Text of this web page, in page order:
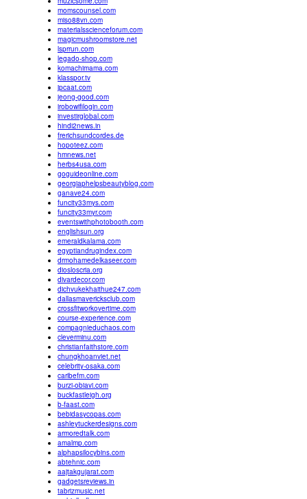
momscounsel.com
miso88vn.com
materialsscienceforum.com
magicmushroomstore.net
lsprrun.com
legado-shop.com
komachimama.com
klasspor.tv
jpcaat.com
jeong-good.com
irobowifilogin.com
investirglobal.com
hindi2news.in
frerichsundcordes.de
hopoteez.com
hmnews.net
herbs4usa.com
goguideonline.com
georgiaphelpsbeautyblog.com
ganave24.com
funcity33mys.com
funcity33myr.com
eventswithphotobooth.com
englishsun.org
emeraldkalama.com
egyptiandrugindex.com
drmohamedelkaseer.com
diosloscria.org
divardecor.com
dichvukekhaithue247.com
dallasmavericksclub.com
crossfitworkovertime.com
course-experience.com
compagnieduchaos.com
cleverminu.com
christianfaithstore.com
chungkhoanviet.net
celebrity-osaka.com
caribefm.com
burzi-obiavi.com
buckfastleigh.org
b-faast.com
bebidasycopas.com
ashleytuckerdesigns.com
armoredtalk.com
amalmp.com
alphapsilocybins.com
abtehnic.com
aajtakgujarat.com
gadgetsreviews.in
tabrizmusic.net